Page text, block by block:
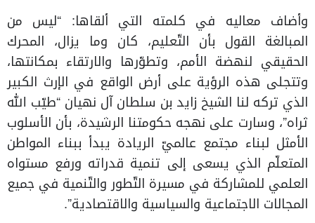
وأضاف معاليه في كلمته التي ألقاها: “ليس من
المبالغة القول بأن التّعليم، كان وما يزال، المحرك
الحقيقي لنهضة الأمم، وتطوّرها والارتقاء بمكانتها،
وتتجلى هذه الرؤية على أرض الواقع في الإرث الكبير
الذي تركه لنا الشيخ زايد بن سلطان آل نهيان “طيّب الله
ثراه”، وسارت على نهجه حكومتنا الرشيدة، بأن الأسلوب
الأمثل لبناء مجتمع عالميّ الريادة يبدأ ببناء المواطن
المتعلّم الذي يسعى إلى تنمية قدراته ورفع مستواه
العلمي للمشاركة في مسيرة التّطور والتّنمية في جميع
المجالات الاجتماعية والسياسية والاقتصادية”.